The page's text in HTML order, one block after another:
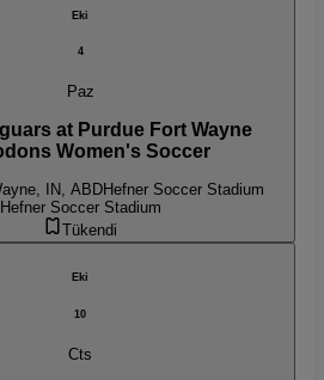
Eki
4
Paz
at Purdue Fort Wayne
Women's Soccer
IN, ABDHefner Soccer Stadium
Hefner Soccer Stadium
Tükendi
Eki
10
Cts